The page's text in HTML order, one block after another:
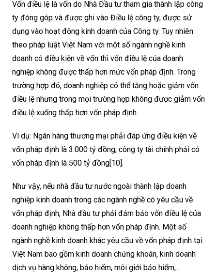
Vốn điều lệ là vốn do Nhà Đầu tư tham gia thành lập công
ty đóng góp và được ghi vào Điều lệ công ty, được sử
dụng vào hoạt động kinh doanh của Công ty. Tuy nhiên
theo pháp luật Việt Nam với một số ngành nghề kinh
doanh có điều kiện về vốn thì vốn điều lệ của doanh
nghiệp không được thấp hơn mức vốn pháp định. Trong
trường hợp đó, doanh nghiệp có thể tăng hoặc giảm vốn
điều lệ nhưng trong mọi trường hợp không được giảm vốn
điều lệ xuống thấp hơn vốn pháp định.
Ví dụ: Ngân hàng thương mại phải đáp ứng điều kiện về
vốn pháp định là 3.000 tỷ đồng, công ty tài chính phải có
vốn pháp định là 500 tỷ đồng[10].
Như vậy, nếu nhà đầu tư nước ngoài thành lập doanh
nghiệp kinh doanh trong các ngành nghề có yêu cầu về
vốn pháp định, Nhà đầu tư phải đảm bảo vốn điều lệ của
doanh nghiệp không thấp hơn vốn pháp định. Một số
ngành nghề kinh doanh khác yêu cầu về vốn pháp định tại
Việt Nam bao gồm kinh doanh chứng khoán, kinh doanh
dịch vụ hàng không, bảo hiểm, môi giới bảo hiểm,…